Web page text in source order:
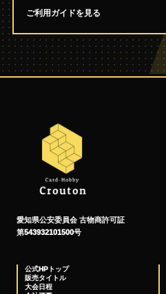
ご利用ガイドを見る
愛知県公安委員会 古物商許可証
第543932101500号
公式HPトップ
販売タイトル
大会日程